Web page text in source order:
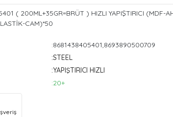
( 200ML+35GR=BRÜT ) HIZLI YAPIŞTIRICI (MDF-
CAM)*50
:8681438405401,8693890500709
:STEEL
:YAPIŞTIRICI HIZLI
:20+